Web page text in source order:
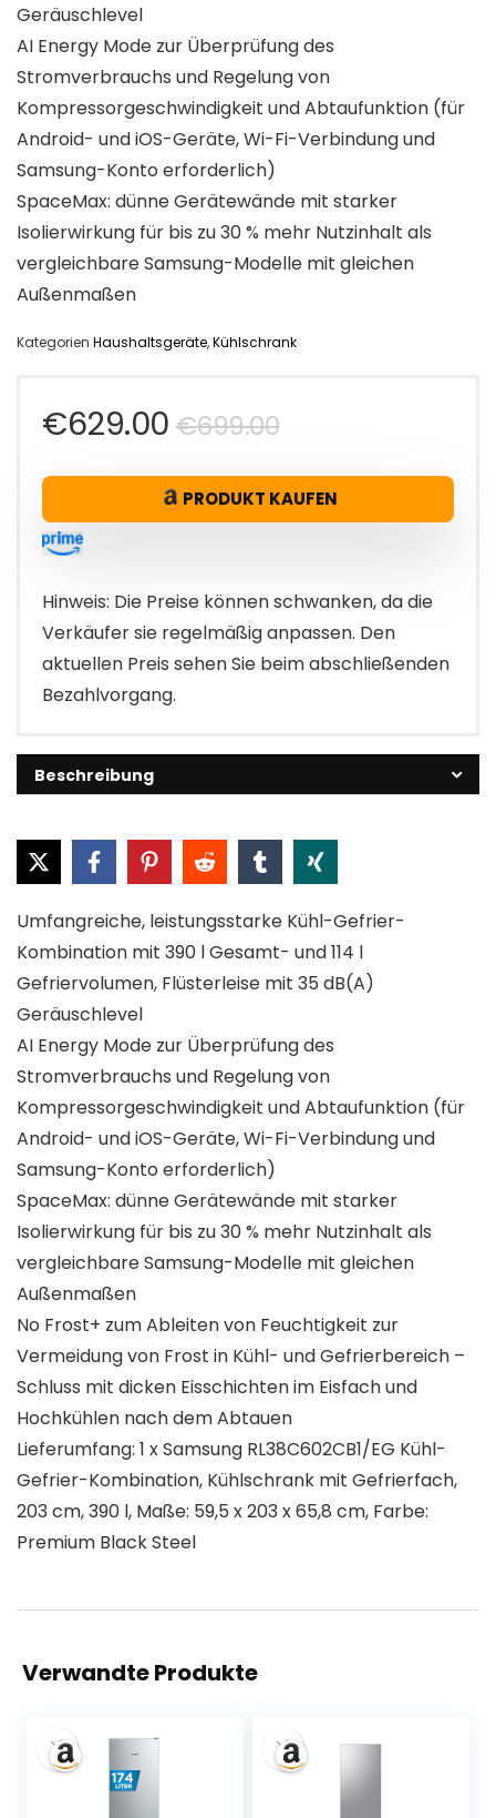
Geräuschlevel
AI Energy Mode zur Überprüfung des
Stromverbrauchs und Regelung von
Kompressorgeschwindigkeit und Abtaufunktion (für
Android- und iOS-Geräte, Wi-Fi-Verbindung und
Samsung-Konto erforderlich)
SpaceMax: dünne Gerätewände mit starker
Isolierwirkung für bis zu 30 % mehr Nutzinhalt als
vergleichbare Samsung-Modelle mit gleichen
Außenmaßen
Kategorien Haushaltsgeräte,Kühlschrank
€699.00
Preis
war:
€629.00
Aktueller
Preis
ist:
PRODUKT KAUFEN
Hinweis: Die Preise können schwanken, da die
Verkäufer sie regelmäßig anpassen. Den
aktuellen Preis sehen Sie beim abschließenden
Bezahlvorgang.
Beschreibung
Umfangreiche, leistungsstarke Kühl-Gefrier-
Kombination mit 390 l Gesamt- und 114 l
Gefriervolumen, Flüsterleise mit 35 dB(A)
Geräuschlevel
AI Energy Mode zur Überprüfung des
Stromverbrauchs und Regelung von
Kompressorgeschwindigkeit und Abtaufunktion (für
Android- und iOS-Geräte, Wi-Fi-Verbindung und
Samsung-Konto erforderlich)
SpaceMax: dünne Gerätewände mit starker
Isolierwirkung für bis zu 30 % mehr Nutzinhalt als
vergleichbare Samsung-Modelle mit gleichen
Außenmaßen
No Frost+ zum Ableiten von Feuchtigkeit zur
Vermeidung von Frost in Kühl- und Gefrierbereich –
Schluss mit dicken Eisschichten im Eisfach und
Hochkühlen nach dem Abtauen
Lieferumfang: 1 x Samsung RL38C602CB1/EG Kühl-
Gefrier-Kombination, Kühlschrank mit Gefrierfach,
203 cm, 390 l, Maße: 59,5 x 203 x 65,8 cm, Farbe:
Premium Black Steel
Verwandte Produkte